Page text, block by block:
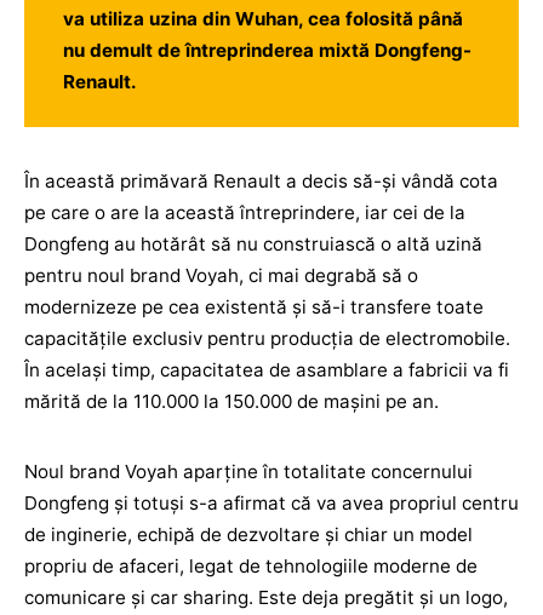
va utiliza uzina din Wuhan, cea folosită până
nu demult de întreprinderea mixtă Dongfeng-
Renault.
În această primăvară Renault a decis să-şi vândă cota
pe care o are la această întreprindere, iar cei de la
Dongfeng au hotărât să nu construiască o altă uzină
pentru noul brand Voyah, ci mai degrabă să o
modernizeze pe cea existentă şi să-i transfere toate
capacităţile exclusiv pentru producţia de electromobile.
În acelaşi timp, capacitatea de asamblare a fabricii va fi
mărită de la 110.000 la 150.000 de maşini pe an.
Noul brand Voyah aparţine în totalitate concernului
Dongfeng și totuși s-a afirmat că va avea propriul centru
de inginerie, echipă de dezvoltare şi chiar un model
propriu de afaceri, legat de tehnologiile moderne de
comunicare și car sharing. Este deja pregătit şi un logo,